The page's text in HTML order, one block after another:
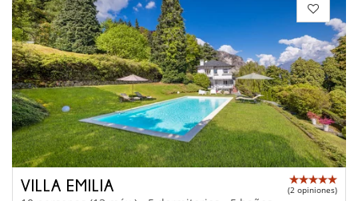
VILLA EMILIA (2 opiniones)